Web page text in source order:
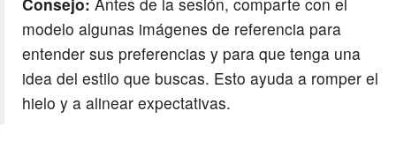
modelo algunas imágenes de referencia para
entender sus preferencias y para que tenga una
idea del estilo que buscas. Esto ayuda a romper el
hielo y a alinear expectativas.